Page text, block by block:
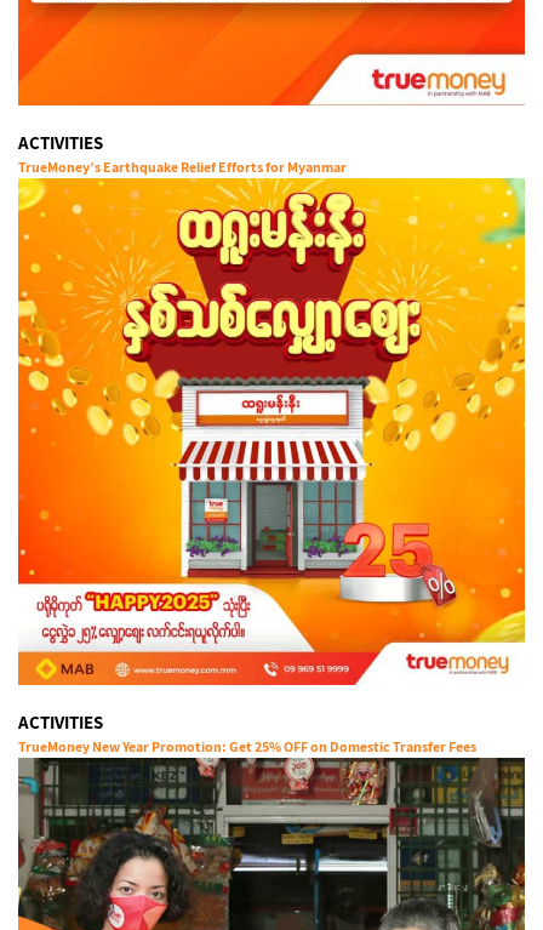
ACTIVITIES
TrueMoney’s Earthquake Relief Efforts for Myanmar
ACTIVITIES
TrueMoney New Year Promotion: Get 25% OFF on Domestic Transfer Fees